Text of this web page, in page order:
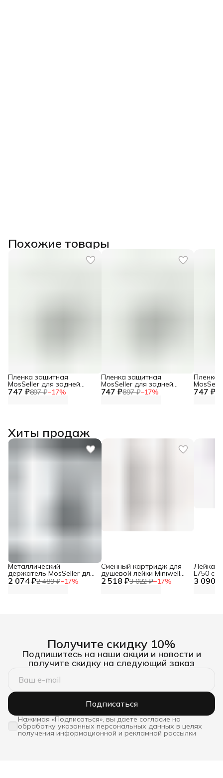
Похожие товары
747 ₽897 ₽−17%
Пленка защитная
MosSeller для задней
панели для Realme Neo 7 747 ₽897 ₽−17%
Пленка защитная
MosSeller для задней
панели для Realme GT 7T 747 ₽
Пленка
панели
Хиты продаж
2 074 ₽2 489 ₽−17%
Металлический
держатель MosSeller для
смартфона с 2 518 ₽3 022 ₽−17%
Сменный картридж для
душевой лейки Miniwell
L750, угольный 3 090 ₽
Лейка
L750 со
Получите скидку 10%
Подпишитесь на наши акции и новости и
получите скидку на следующий заказ
Подписаться
Нажимая «Подписаться», вы даете согласие на
обработку указанных персональных данных в целях
получения информационной и рекламной рассылки